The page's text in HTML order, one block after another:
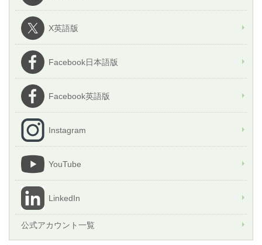
X英語版
Facebook日本語版
Facebook英語版
Instagram
YouTube
LinkedIn
公式アカウント一覧